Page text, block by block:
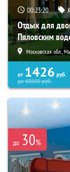
00:23:19
Отдых для
Пяловским
Московская обл.,
от 1426 руб.
до60600руб.
до 30%